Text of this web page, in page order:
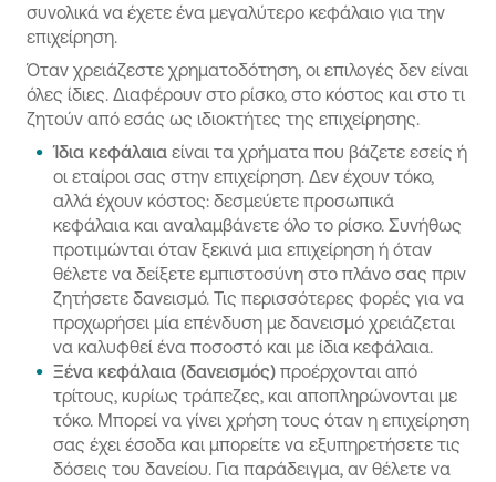
συνολικά να έχετε ένα μεγαλύτερο κεφάλαιο για την
επιχείρηση.
Όταν χρειάζεστε χρηματοδότηση, οι επιλογές δεν είναι
όλες ίδιες. Διαφέρουν στο ρίσκο, στο κόστος και στο τι
ζητούν από εσάς ως ιδιοκτήτες της επιχείρησης.
Ίδια κεφάλαια είναι τα χρήματα που βάζετε εσείς ή
οι εταίροι σας στην επιχείρηση. Δεν έχουν τόκο,
αλλά έχουν κόστος: δεσμεύετε προσωπικά
κεφάλαια και αναλαμβάνετε όλο το ρίσκο. Συνήθως
προτιμώνται όταν ξεκινά μια επιχείρηση ή όταν
θέλετε να δείξετε εμπιστοσύνη στο πλάνο σας πριν
ζητήσετε δανεισμό. Τις περισσότερες φορές για να
προχωρήσει μία επένδυση με δανεισμό χρειάζεται
να καλυφθεί ένα ποσοστό και με ίδια κεφάλαια.
Ξένα κεφάλαια (δανεισμός) προέρχονται από
τρίτους, κυρίως τράπεζες, και αποπληρώνονται με
τόκο. Μπορεί να γίνει χρήση τους όταν η επιχείρηση
σας έχει έσοδα και μπορείτε να εξυπηρετήσετε τις
δόσεις του δανείου. Για παράδειγμα, αν θέλετε να